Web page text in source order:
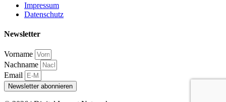
Impressum
Datenschutz
Newsletter
Vorname
Nachname
Email
Newsletter abonnieren